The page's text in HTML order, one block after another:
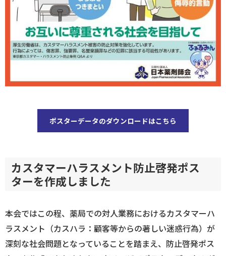
ポスターデータのダウンロードはこちら
カスタマーハラスメント防止啓発ポス
ターを作成しました
本会ではこの程、薬局での対人業務におけるカスタマーハ
ラスメント（カスハラ：顧客等からの著しい迷惑行為）が
深刻な社会問題となっていることを踏まえ、防止啓発ポス